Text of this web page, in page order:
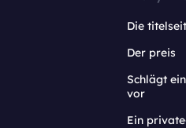
Die
Der preis
Schlägt
vor
Ein